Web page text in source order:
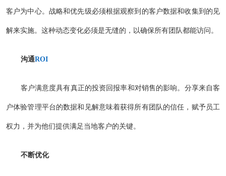
客户为中心。战略和优先级必须根据观察到的客户数据和收集到的见
解来实施。这种动态变化必须是无缝的，以确保所有团队都能访问。
沟通ROI
客户满意度具有真正的投资回报率和对销售的影响。分享来自客
户体验管理平台的数据和见解意味着获得所有团队的信任，赋予员工
权力，并为他们提供满足当地客户的关键。
不断优化